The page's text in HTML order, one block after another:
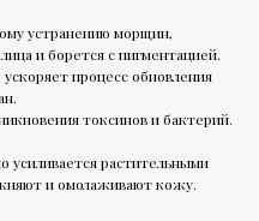
устранению морщин,
и борется с пигментацией.
процесс обновления
токсинов и бактерий.
усиливается растительными
и омолаживают кожу.